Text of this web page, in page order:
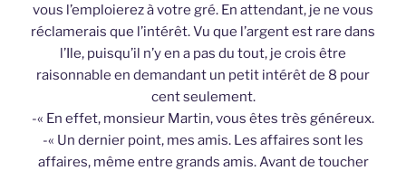
vous l’emploierez à votre gré. En attendant, je ne vous
réclamerais que l’intérêt. Vu que l’argent est rare dans
l’Ile, puisqu’il n’y en a pas du tout, je crois être
raisonnable en demandant un petit intérêt de 8 pour
cent seulement.
-« En effet, monsieur Martin, vous êtes très généreux.
-« Un dernier point, mes amis. Les affaires sont les
affaires, même entre grands amis. Avant de toucher